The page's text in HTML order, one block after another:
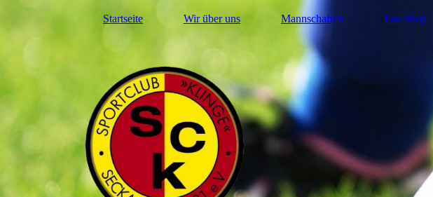
Startseite Wir über uns Mannschaften Fan Shop